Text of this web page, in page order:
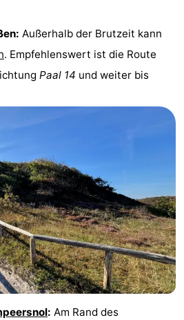
Außerhalb der Brutzeit kann
. Empfehlenswert ist die Route
Paal 14 und weiter bis
: Am Rand des